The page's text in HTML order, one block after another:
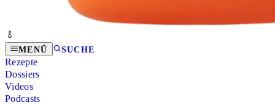
MENÜ SUCHE
Rezepte
Dossiers
Videos
Podcasts